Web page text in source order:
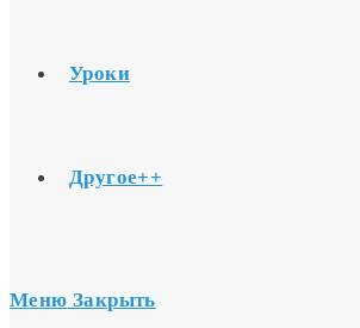
Уроки
Другое++
Меню Закрыть